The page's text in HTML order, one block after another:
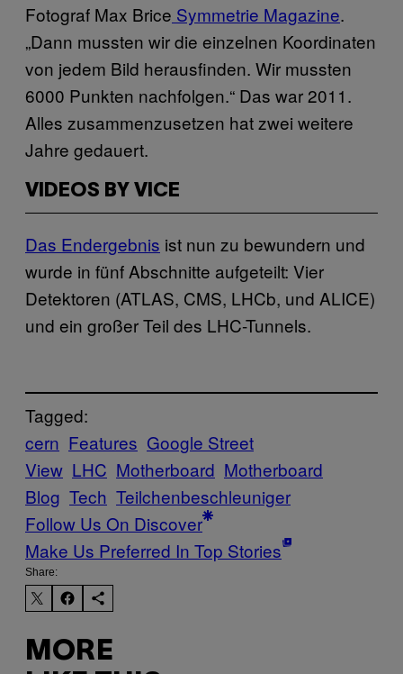
Fotograf Max Brice Symmetrie Magazine.
„Dann mussten wir die einzelnen Koordinaten
von jedem Bild herausfinden. Wir mussten
6000 Punkten nachfolgen.“ Das war 2011.
Alles zusammenzusetzen hat zwei weitere
Jahre gedauert.
VIDEOS BY VICE
Das Endergebnis ist nun zu bewundern und
wurde in fünf Abschnitte aufgeteilt: Vier
Detektoren (ATLAS, CMS, LHCb, und ALICE)
und ein großer Teil des LHC-Tunnels.
Tagged:
cern Features Google Street
View LHC Motherboard Motherboard
Blog Tech Teilchenbeschleuniger
Follow Us On Discover
Make Us Preferred In Top Stories
Share:
MORE